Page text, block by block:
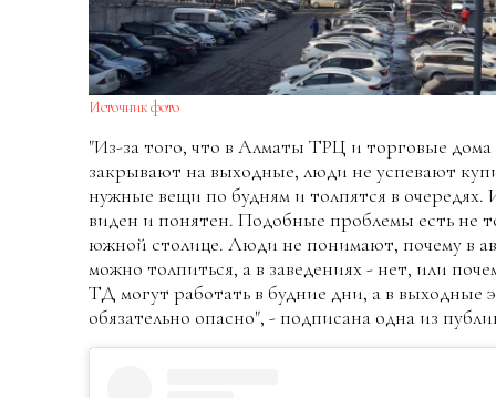
Источник фото
"Из-за того, что в Алматы ТРЦ и торговые дома
закрывают на выходные, люди не успевают
нужные вещи по будням и толпятся в очередях.
виден и понятен. Подобные проблемы есть не
южной столице. Люди не понимают, почему в
можно толпиться, а в заведениях - нет, или
ТД могут работать в будние дни, а в выходные
обязательно опасно", - подписана одна из